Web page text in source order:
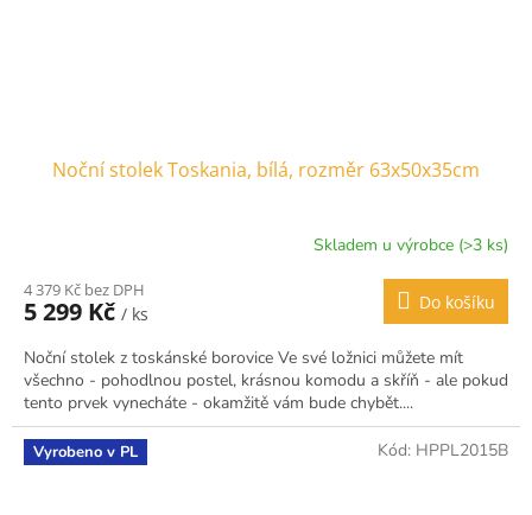
Noční stolek Toskania, bílá, rozměr 63x50x35cm
Skladem u výrobce (>3 ks)
4 379 Kč bez DPH
5 299 Kč / ks
Do košíku
Noční stolek z toskánské borovice Ve své ložnici můžete mít
všechno - pohodlnou postel, krásnou komodu a skříň - ale pokud
tento prvek vynecháte - okamžitě vám bude chybět....
Vyrobeno v PL Kód: HPPL2015B